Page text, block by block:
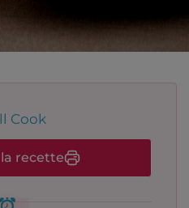
Cook
recette